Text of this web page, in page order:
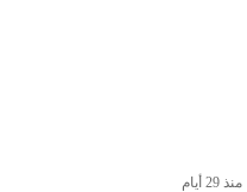
منذ 29 أيام